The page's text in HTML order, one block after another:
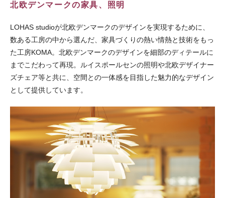
北欧デンマークの家具、照明
LOHAS studioが北欧デンマークのデザインを実現するために、
数ある工房の中から選んだ、家具づくりの熱い情熱と技術をもっ
た工房KOMA。北欧デンマークのデザインを細部のディテールに
までこだわって再現。ルイスポールセンの照明や北欧デザイナー
ズチェア等と共に、空間との一体感を目指した魅力的なデザイン
として提供しています。